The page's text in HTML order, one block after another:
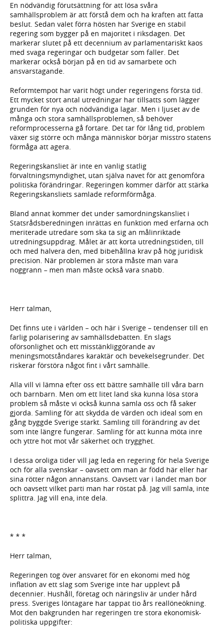
En nödvändig förutsättning för att lösa svåra
samhällsproblem är att förstå dem och ha kraften att fatta
beslut. Sedan valet förra hösten har Sverige en stabil
regering som bygger på en majoritet i riksdagen. Det
markerar slutet på ett decennium av parlamentariskt kaos
med svaga regeringar och budgetar som faller. Det
markerar också början på en tid av samarbete och
ansvarstagande.
Reformtempot har varit högt under regeringens första tid.
Ett mycket stort antal utredningar har tillsatts som lägger
grunden för nya och nödvändiga lagar. Men i ljuset av de
många och stora samhälls­problemen, så behöver
reformprocesserna gå fortare. Det tar för lång tid, problem
växer sig större och många människor börjar misstro statens
förmåga att agera.
Regeringskansliet är inte en vanlig statlig
förvaltningsmyndighet, utan själva navet för att genomföra
politiska förändringar. Regeringen kommer därför att stärka
Regeringskansliets samlade reformförmåga.
Bland annat kommer det under samordningskansliet i
Statsrådsberedningen inrättas en funktion med erfarna och
meriterade utredare som ska ta sig an målinriktade
utredningsuppdrag. Målet är att korta utredningstiden, till
och med halvera den, med bibehållna krav på hög juridisk
precision. När problemen är stora måste man vara
noggrann – men man måste också vara snabb.
Herr talman,
Det finns ute i världen – och här i Sverige – tendenser till en
farlig polarisering av samhällsdebatten. En slags
oförsonlighet och ett misstänkliggörande av
meningsmotståndares karaktär och bevekelsegrunder. Det
riskerar förstöra något fint i vårt samhälle.
Alla vill vi lämna efter oss ett bättre samhälle till våra barn
och barnbarn. Men om ett litet land ska kunna lösa stora
problem så måste vi också kunna samla oss och få saker
gjorda. Samling för att skydda de värden och ideal som en
gång byggde Sverige starkt. Samling till förändring av det
som inte längre fungerar. Samling för att kunna möta inre
och yttre hot mot vår säkerhet och trygghet.
I dessa oroliga tider vill jag leda en regering för hela Sverige
och för alla svenskar – oavsett om man är född här eller har
sina rötter någon annanstans. Oavsett var i landet man bor
och oavsett vilket parti man har röstat på. Jag vill samla, inte
splittra. Jag vill ena, inte dela.
* * *
Herr talman,
Regeringen tog över ansvaret för en ekonomi med hög
inflation av ett slag som Sverige inte har upplevt på
decennier. Hushåll, företag och näringsliv är under hård
press. Sveriges löntagare har tappat tio års reallöneökning.
Mot den bakgrunden har regeringen tre stora ekonomisk-
politiska uppgifter: